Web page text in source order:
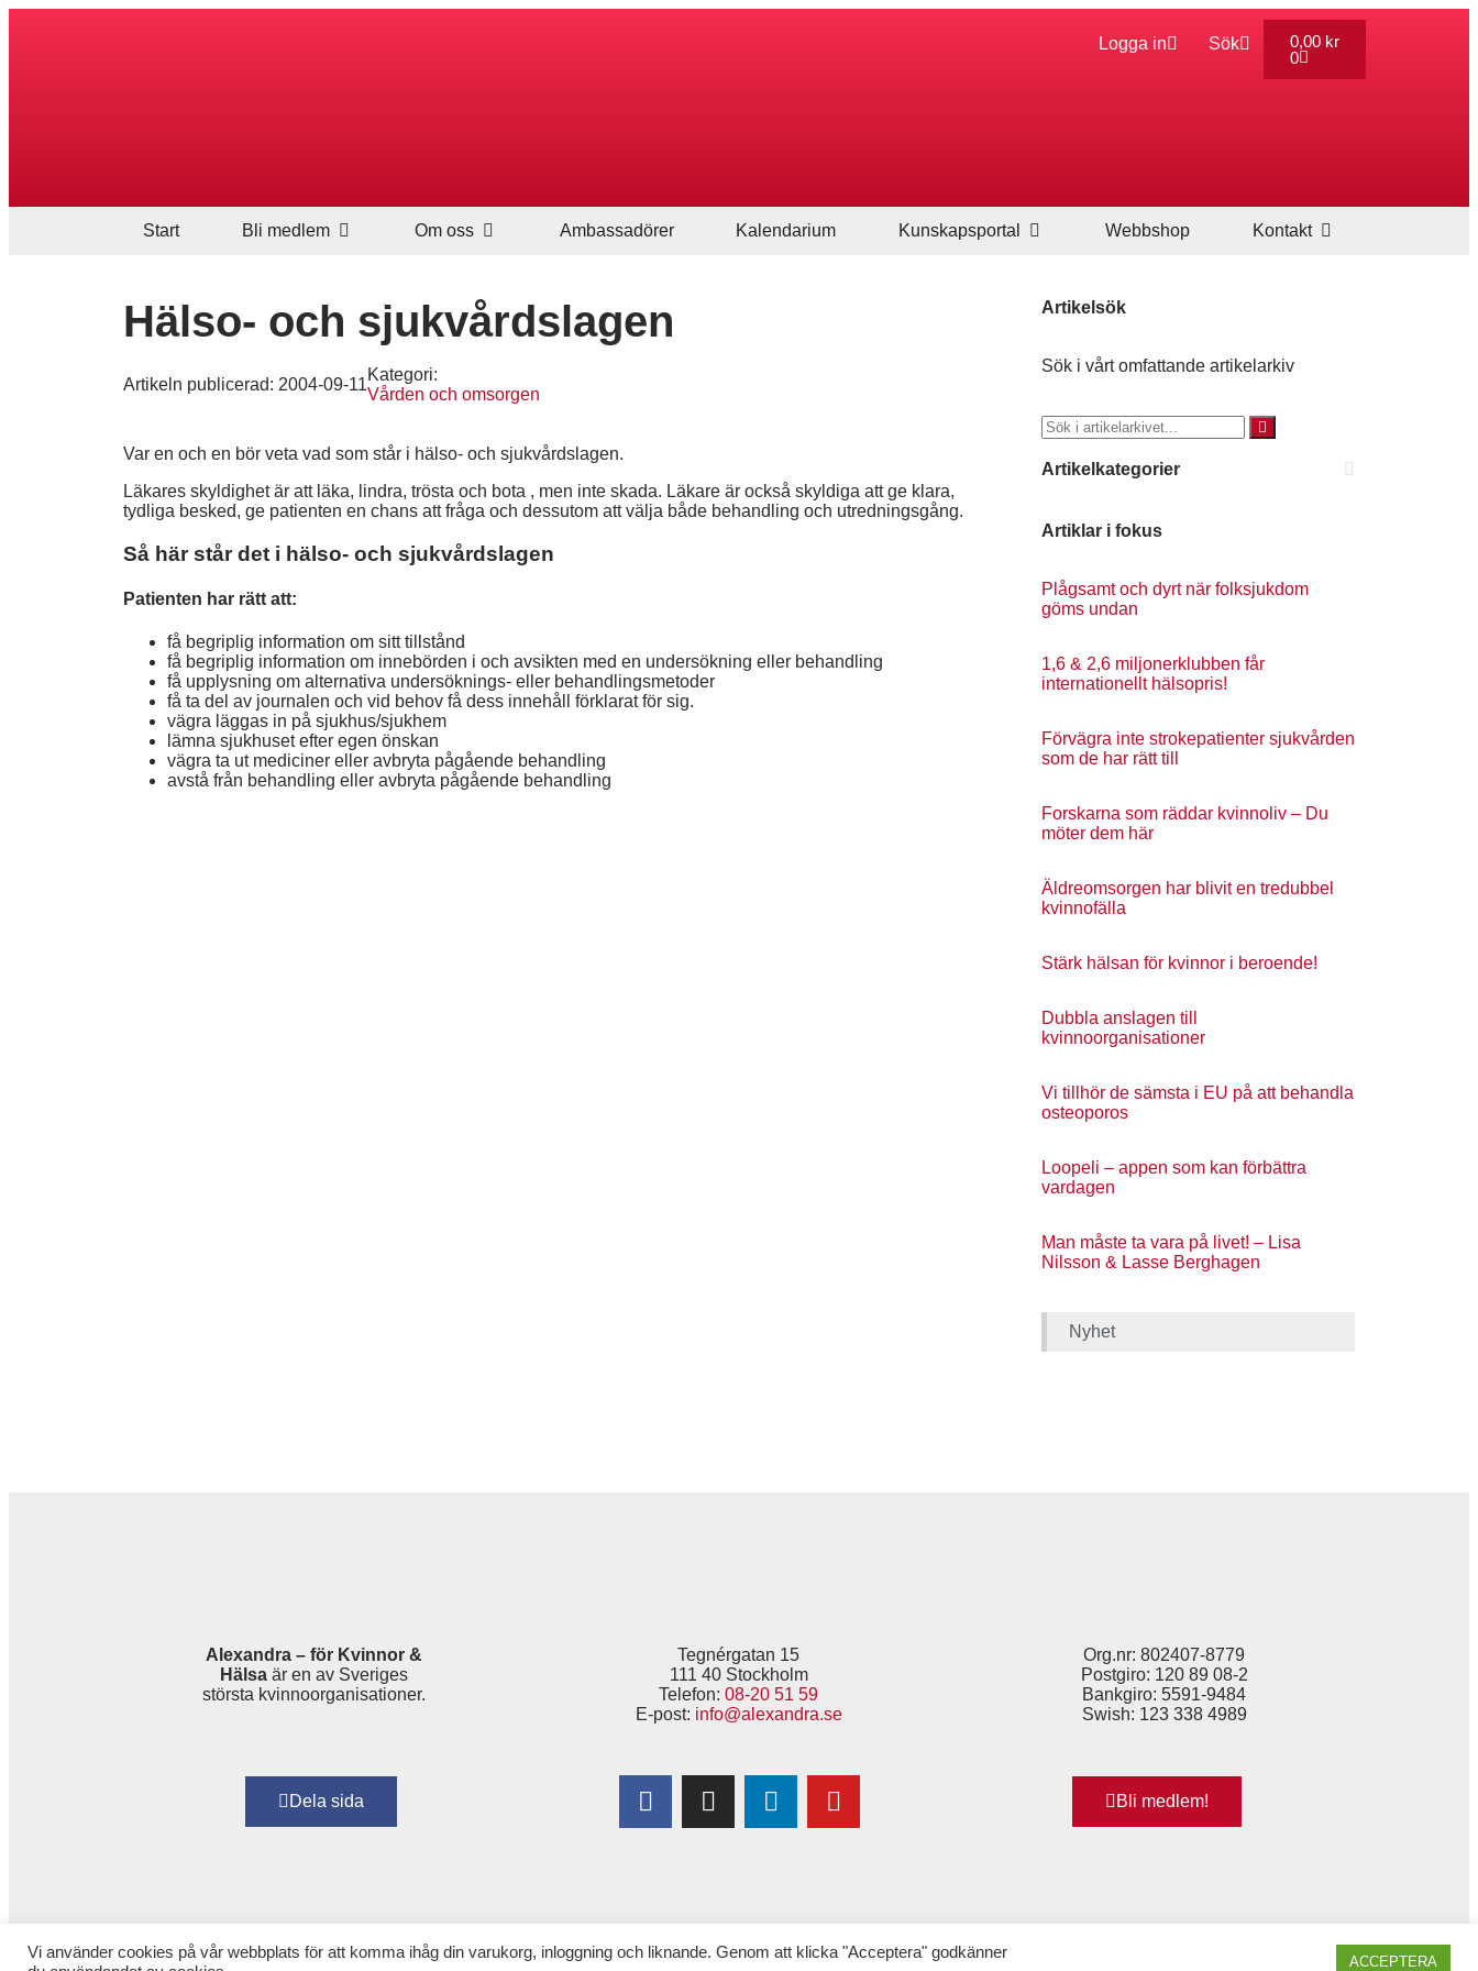
Logga in Sök 0,00 kr
0
Start Bli medlem Om oss Ambassadörer Kalendarium Kunskapsportal Webbshop Kontakt
Hälso- och sjukvårdslagen
Artikeln publicerad: 2004-09-11
Kategori:
Vården och omsorgen
Var en och en bör veta vad som står i hälso- och sjukvårdslagen.
Läkares skyldighet är att läka, lindra, trösta och bota , men inte skada. Läkare är också skyldiga att ge klara,
tydliga besked, ge patienten en chans att fråga och dessutom att välja både behandling och utredningsgång.
Så här står det i hälso- och sjukvårdslagen
Patienten har rätt att:
få begriplig information om sitt tillstånd
få begriplig information om innebörden i och avsikten med en undersökning eller behandling
få upplysning om alternativa undersöknings- eller behandlingsmetoder
få ta del av journalen och vid behov få dess innehåll förklarat för sig.
vägra läggas in på sjukhus/sjukhem
lämna sjukhuset efter egen önskan
vägra ta ut mediciner eller avbryta pågående behandling
avstå från behandling eller avbryta pågående behandling
Artikelsök
Sök i vårt omfattande artikelarkiv
Artikelkategorier
Artiklar i fokus
Plågsamt och dyrt när folksjukdom
göms undan
1,6 & 2,6 miljonerklubben får
internationellt hälsopris!
Förvägra inte strokepatienter sjukvården
som de har rätt till
Forskarna som räddar kvinnoliv – Du
möter dem här
Äldreomsorgen har blivit en tredubbel
kvinnofälla
Stärk hälsan för kvinnor i beroende!
Dubbla anslagen till
kvinnoorganisationer
Vi tillhör de sämsta i EU på att behandla
osteoporos
Loopeli – appen som kan förbättra
vardagen
Man måste ta vara på livet! – Lisa
Nilsson & Lasse Berghagen
Nyhet
Alexandra – för Kvinnor &
Hälsaär en av Sveriges
största kvinnoorganisationer.
Tegnérgatan 15
111 40 Stockholm
Telefon:08-20 51 59
E-post: info@alexandra.se
Org.nr: 802407-8779
Postgiro: 120 89 08-2
Bankgiro: 5591-9484
Swish: 123 338 4989
Dela sida Bli medlem!
(tidigare 1,6 & 2,6 miljonerklubben)
Vi använder cookies på vår webbplats för att komma ihåg din varukorg, inloggning och liknande. Genom att klicka "Acceptera" godkänner
ACCEPTERA